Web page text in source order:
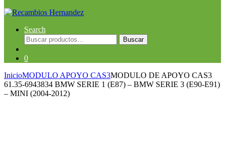
Search
Buscar
por:
Buscar
0
InicioMODULO APOYO CAS3MODULO DE APOYO CAS3
61.35-6943834 BMW SERIE 1 (E87) – BMW SERIE 3 (E90-E91)
– MINI (2004-2012)